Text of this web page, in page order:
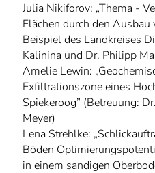
Julia Nikiforov: „Thema -
Flächen durch den
Beispiel des Landkreises
Kalinina und Dr. Philipp
Amelie Lewin:
Exfiltrationszone eines
Spiekeroog” (Betreuung:
Meyer)
Lena Strehlke:
Böden
in einem sandigen